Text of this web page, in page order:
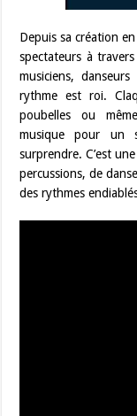
Depuis sa création
spectateurs à
musiciens,
rythme est roi.
poubelles ou
musique pour un
surprendre. C’est
percussions, de
des rythmes